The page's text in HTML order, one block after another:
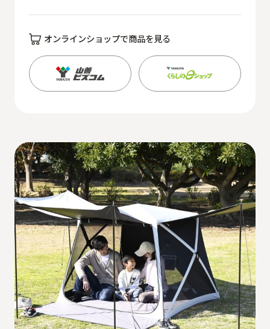
オンラインショップで商品を見る